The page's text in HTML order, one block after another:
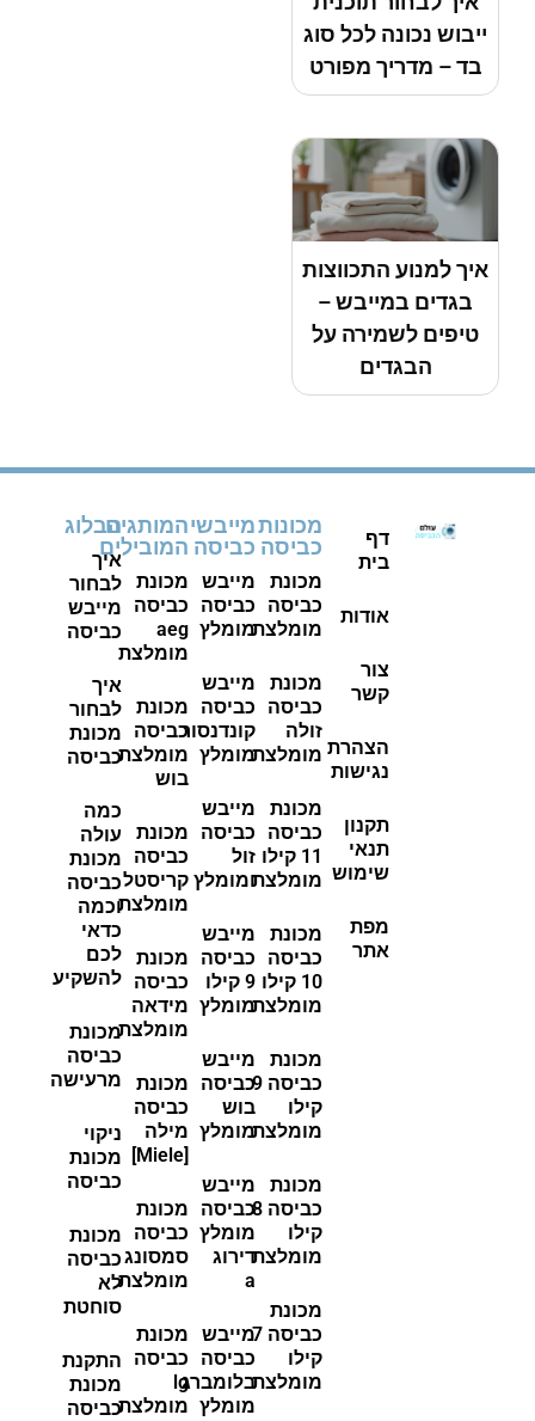
ייבוש נכונה לכל סוג
בד – מדריך מפורט
איך למנוע התכווצות
בגדים במייבש –
טיפים לשמירה על
הבגדים
דף
בית
אודות
צור
קשר
הצהרת
נגישות
תקנון
תנאי
שימוש
מפת
אתר
מכונות
כביסה
מכונת
כביסה
מומלצת
מכונת
כביסה
זולה
מומלצת
מכונת
כביסה
11 קילו
מומלצת
מכונת
כביסה
10 קילו
מומלצת
מכונת
כביסה 9
קילו
מומלצת
מכונת
כביסה 8
קילו
מומלצת
מכונת
כביסה 7
קילו
מומלצת
מייבשי
כביסה
מייבש
כביסה
מומלץ
מייבש
כביסה
קונדנסור
מומלץ
מייבש
כביסה
זול
ומומלץ
מייבש
כביסה
9 קילו
מומלץ
מייבש
כביסה
בוש
מומלץ
מייבש
כביסה
מומלץ
דירוג
a
מייבש
כביסה
בלומברג
מומלץ
המותגים
המובילים
מכונת
כביסה
aeg
מומלצת
מכונת
כביסה
מומלצת
בוש
מכונת
כביסה
קריסטל
מומלצת
מכונת
כביסה
מידאה
מומלצת
מכונת
כביסה
מילה
[Miele]
מכונת
כביסה
סמסונג
מומלצת
מכונת
כביסה
lg
מומלצת
הבלוג
איך
לבחור
מייבש
כביסה
איך
לבחור
מכונת
כביסה
כמה
עולה
מכונת
כביסה
וכמה
כדאי
לכם
להשקיע
מכונת
כביסה
מרעישה
ניקוי
מכונת
כביסה
מכונת
כביסה
לא
סוחטת
התקנת
מכונת
כביסה